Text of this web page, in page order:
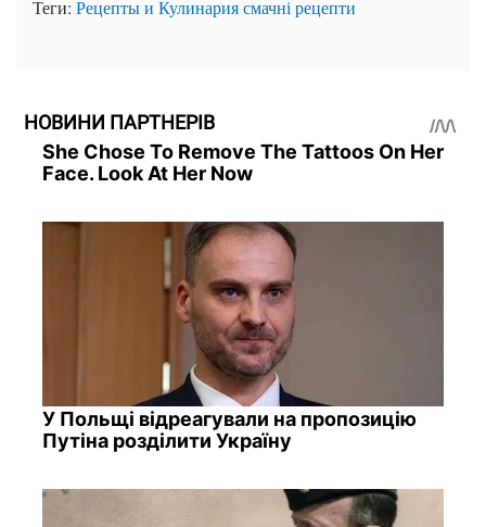
Теги: Рецепты и Кулинариясмачні рецепти
НОВИНИ ПАРТНЕРІВ
She Chose To Remove The Tattoos On Her
Face. Look At Her Now
У Польщі відреагували на пропозицію
Путіна розділити Україну